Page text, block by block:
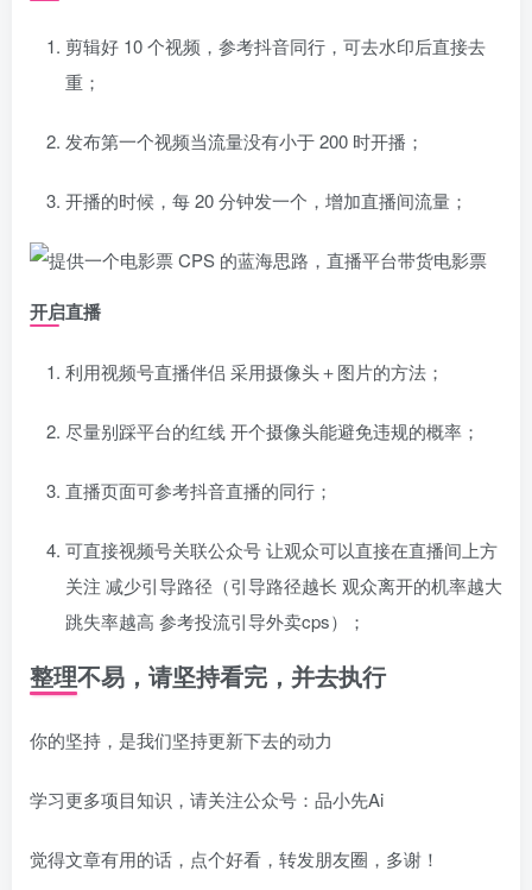
剪辑好 10 个视频，参考抖音同行，可去水印后直接去
重；
发布第一个视频当流量没有小于 200 时开播；
开播的时候，每 20 分钟发一个，增加直播间流量；
开启直播
利用视频号直播伴侣 采用摄像头＋图片的方法；
尽量别踩平台的红线 开个摄像头能避免违规的概率；
直播页面可参考抖音直播的同行；
可直接视频号关联公众号 让观众可以直接在直播间上方
关注 减少引导路径（引导路径越长 观众离开的机率越大
跳失率越高 参考投流引导外卖cps）；
整理不易，请坚持看完，并去执行
你的坚持，是我们坚持更新下去的动力
学习更多项目知识，请关注公众号：品小先Ai
觉得文章有用的话，点个好看，转发朋友圈，多谢！